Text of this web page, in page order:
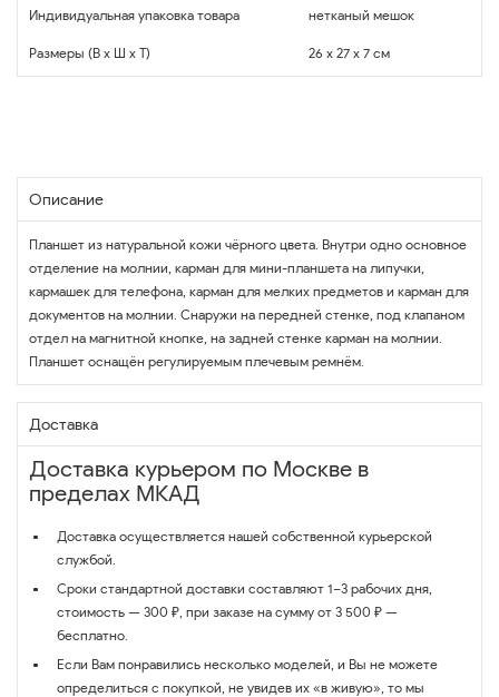
Индивидуальная упаковка товара нетканый мешок
Размеры (В x Ш x Т) 26 x 27 x 7 см
Описание
Планшет из натуральной кожи чёрного цвета. Внутри одно основное
отделение на молнии, карман для мини-планшета на липучки,
кармашек для телефона, карман для мелких предметов и карман для
документов на молнии. Снаружи на передней стенке, под клапаном
отдел на магнитной кнопке, на задней стенке карман на молнии.
Планшет оснащён регулируемым плечевым ремнём.
Доставка
Доставка курьером по Москве в
пределах МКАД
Доставка осуществляется нашей собственной курьерской
службой.
Сроки стандартной доставки составляют 1–3 рабочих дня,
стоимость — 300 ₽, при заказе на сумму от 3 500 ₽ —
бесплатно.
Если Вам понравились несколько моделей, и Вы не можете
определиться с покупкой, не увидев их «в живую», то мы